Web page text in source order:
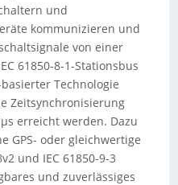
und
kommunizieren und
von einer
61850-8-1-Stationsbus
Technologie
Zeitsynchronisierung
erreicht werden. Dazu
GPS- oder gleichwertige
und IEC 61850-9-3
und zuverlässiges